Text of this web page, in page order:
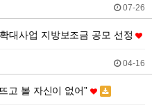
07-26
대사업 지방보조금 공모 선정
04-16
고 볼 자신이 없어”